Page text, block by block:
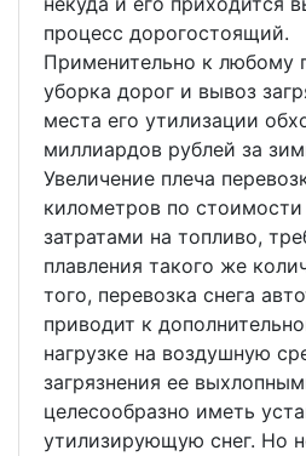
процесс дорогостоящий.
Применительно к любому
уборка дорог и вывоз
места его утилизации
миллиардов рублей за
Увеличение плеча
километров по
затратами на топливо,
плавления такого же
того, перевозка снега
приводит к
нагрузке на воздушную
загрязнения ее
целесообразно иметь
утилизирующую снег. Но